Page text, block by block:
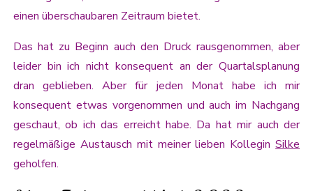
einen überschaubaren Zeitraum bietet.
Das hat zu Beginn auch den Druck rausgenommen, aber
leider bin ich nicht konsequent an der Quartalsplanung
dran geblieben. Aber für jeden Monat habe ich mir
konsequent etwas vorgenommen und auch im Nachgang
geschaut, ob ich das erreicht habe. Da hat mir auch der
regelmäßige Austausch mit meiner lieben KolleginSilke
geholfen.